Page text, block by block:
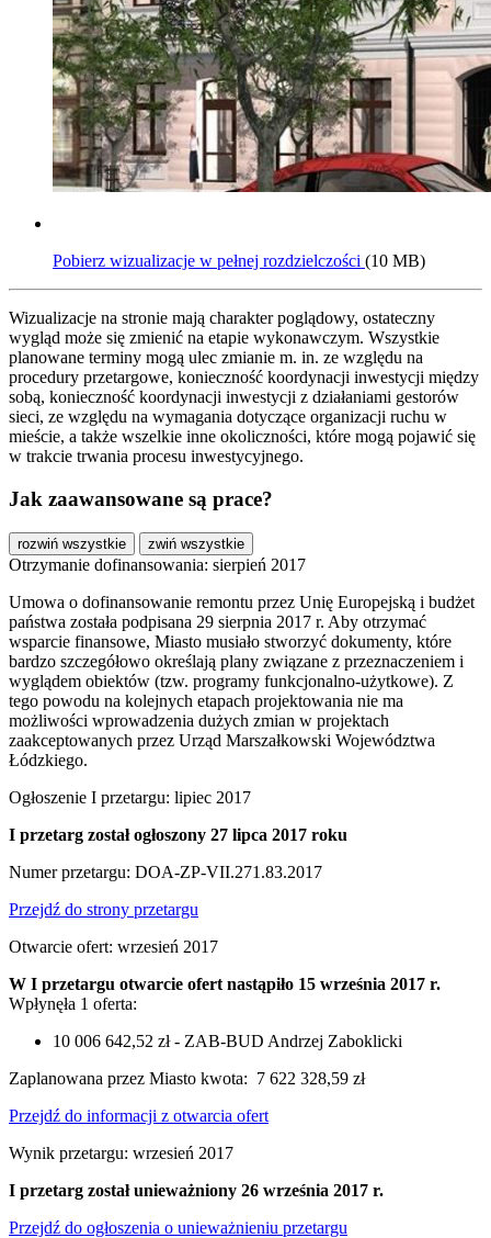
Pobierz wizualizacje w pełnej rozdzielczości (10 MB)
Wizualizacje na stronie mają charakter poglądowy, ostateczny
wygląd może się zmienić na etapie wykonawczym. Wszystkie
planowane terminy mogą ulec zmianie m. in. ze względu na
procedury przetargowe, konieczność koordynacji inwestycji między
sobą, konieczność koordynacji inwestycji z działaniami gestorów
sieci, ze względu na wymagania dotyczące organizacji ruchu w
mieście, a także wszelkie inne okoliczności, które mogą pojawić się
w trakcie trwania procesu inwestycyjnego.
Jak zaawansowane są prace?
rozwiń wszystkie zwiń wszystkie
Otrzymanie dofinansowania: sierpień 2017
Umowa o dofinansowanie remontu przez Unię Europejską i budżet
państwa została podpisana 29 sierpnia 2017 r. Aby otrzymać
wsparcie finansowe, Miasto musiało stworzyć dokumenty, które
bardzo szczegółowo określają plany związane z przeznaczeniem i
wyglądem obiektów (tzw. programy funkcjonalno-użytkowe). Z
tego powodu na kolejnych etapach projektowania nie ma
możliwości wprowadzenia dużych zmian w projektach
zaakceptowanych przez Urząd Marszałkowski Województwa
Łódzkiego.
Ogłoszenie I przetargu: lipiec 2017
I przetarg został ogłoszony 27 lipca 2017 roku
Numer przetargu: DOA-ZP-VII.271.83.2017
Przejdź do strony przetargu
Otwarcie ofert: wrzesień 2017
W I przetargu otwarcie ofert nastąpiło 15 września 2017 r.
Wpłynęła 1 oferta:
10 006 642,52 zł - ZAB-BUD Andrzej Zaboklicki
Zaplanowana przez Miasto kwota: 7 622 328,59 zł
Przejdź do informacji z otwarcia ofert
Wynik przetargu: wrzesień 2017
I przetarg został unieważniony 26 września 2017 r.
Przejdź do ogłoszenia o unieważnieniu przetargu